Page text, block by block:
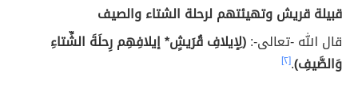
قبيلة قريش وتهيئتهم لرحلة الشتاء والصيف
قال الله -تعالى-:﴿لِإيلافِ قُرَيشٍ* إيلافِهِم رِحلَةَ الشِّتاءِ
وَالصَّيفِ﴾.[٢]